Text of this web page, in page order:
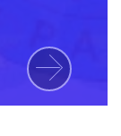
Next